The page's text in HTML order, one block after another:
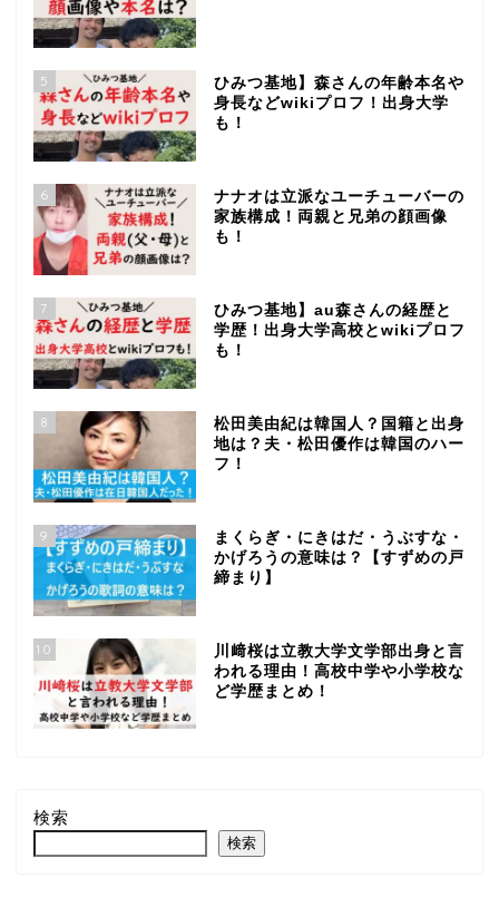
5
ひみつ基地】森さんの年齢本名や
身長などwikiプロフ！出身大学
も！
6
ナナオは立派なユーチューバーの
家族構成！両親と兄弟の顔画像
も！
7
ひみつ基地】au森さんの経歴と
学歴！出身大学高校とwikiプロフ
も！
8
松田美由紀は韓国人？国籍と出身
地は？夫・松田優作は韓国のハー
フ！
9
まくらぎ・にきはだ・うぶすな・
かげろうの意味は？【すずめの戸
締まり】
10
川﨑桜は立教大学文学部出身と言
われる理由！高校中学や小学校な
ど学歴まとめ！
検索
検索